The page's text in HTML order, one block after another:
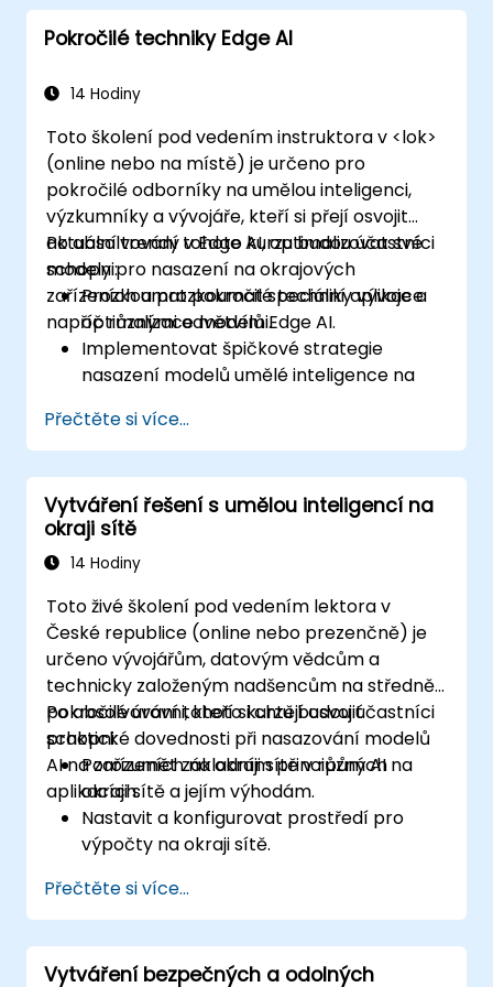
Pokročilé techniky Edge AI
14 Hodiny
Toto školení pod vedením instruktora v <lok>
(online nebo na místě) je určeno pro
pokročilé odborníky na umělou inteligenci,
výzkumníky a vývojáře, kteří si přejí osvojit
aktuální trendy v Edge AI, optimalizovat své
modely pro nasazení na okrajových
zařízeních a prozkoumat speciální aplikace
napříč různými odvětvími.
Po absolvování tohoto kurzu budou účastníci
schopni:
Prozkoumat pokročilé techniky vývoje a
optimalizace modelů Edge AI.
Implementovat špičkové strategie
nasazení modelů umělé inteligence na
Využívat specializované nástroje a
frameworky pro pokročilé aplikace Edge
AI.
Optimalizovat výkon a efektivitu řešení
založených na Edge AI.
Objevovat inovativní případy využití a
AI.
Řešit pokročilé etické otázky a
bezpečnostní aspekty při nasazování
Edge AI.
Přečtěte si více...
Vytváření řešení s umělou inteligencí na
okraji sítě
14 Hodiny
Toto živé školení pod vedením lektora v
České republice (online nebo prezenčně) je
určeno vývojářům, datovým vědcům a
technicky založeným nadšencům na středně
pokročilé úrovni, kteří si chtějí osvojit
praktické dovednosti při nasazování modelů
AI na zařízeních na okraji sítě v různých
aplikacích.
Po absolvování tohoto kurzu budou účastníci
schopni:
Porozumět základním principům AI na
okraji sítě a jejím výhodám.
Nastavit a konfigurovat prostředí pro
výpočty na okraji sítě.
AI určené k nasazení na zařízeních na
okraji sítě.
Implementovat konkrétní řešení s
využitím AI na taková zařízení.
Přečtěte si více...
Vytváření bezpečných a odolných